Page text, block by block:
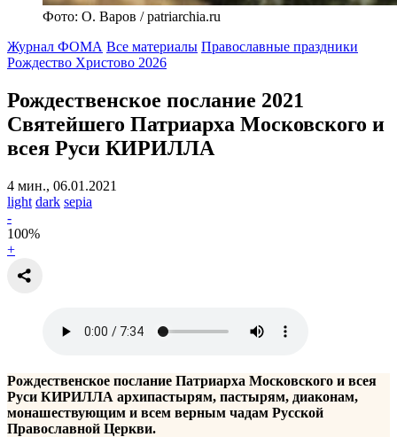
Фото: О. Варов / patriarchia.ru
Журнал ФОМА Все материалы Православные праздники
Рождество Христово 2026
Рождественское послание 2021
Святейшего Патриарха Московского и
всея Руси КИРИЛЛА
4 мин., 06.01.2021
light dark sepia
-
100%
+
Рождественское послание Патриарха Московского и всея
Руси КИРИЛЛА архипастырям, пастырям, диаконам,
монашествующим и всем верным чадам Русской
Православной Церкви.